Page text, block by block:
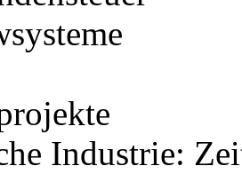
Industrie: